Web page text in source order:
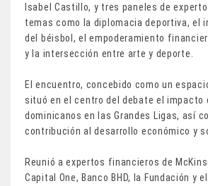
Isabel Castillo, y tres paneles de
temas como la diplomacia deportiva, el
del béisbol, el empoderamiento
y la intersección entre arte y deporte.
El encuentro, concebido como un
situó en el centro del debate el impacto
dominicanos en las Grandes Ligas, así
contribución al desarrollo económico y
Reunió a expertos financieros de
Capital One, Banco BHD, la Fundación y